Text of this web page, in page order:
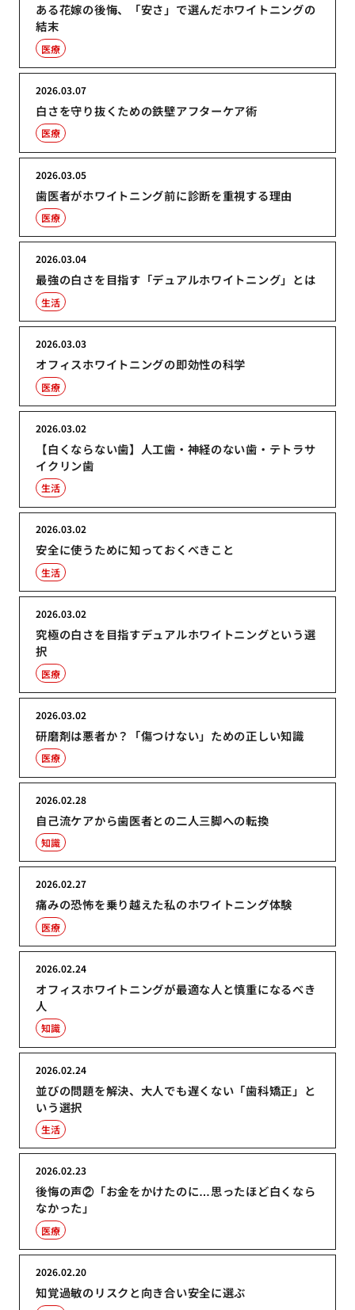
ある花嫁の後悔、「安さ」で選んだホワイトニングの
結末
医療
白さを守り抜くための鉄壁アフターケア術
2026.03.07
医療
歯医者がホワイトニング前に診断を重視する理由
2026.03.05
医療
最強の白さを目指す「デュアルホワイトニング」とは
2026.03.04
生活
オフィスホワイトニングの即効性の科学
2026.03.03
医療
【白くならない歯】人工歯・神経のない歯・テトラサ
イクリン歯
2026.03.02
生活
安全に使うために知っておくべきこと
2026.03.02
生活
究極の白さを目指すデュアルホワイトニングという選
択
2026.03.02
医療
研磨剤は悪者か？「傷つけない」ための正しい知識
2026.03.02
医療
自己流ケアから歯医者との二人三脚への転換
2026.02.28
知識
痛みの恐怖を乗り越えた私のホワイトニング体験
2026.02.27
医療
オフィスホワイトニングが最適な人と慎重になるべき
人
2026.02.24
知識
並びの問題を解決、大人でも遅くない「歯科矯正」と
いう選択
2026.02.24
生活
後悔の声②「お金をかけたのに…思ったほど白くなら
なかった」
2026.02.23
医療
知覚過敏のリスクと向き合い安全に選ぶ
2026.02.20